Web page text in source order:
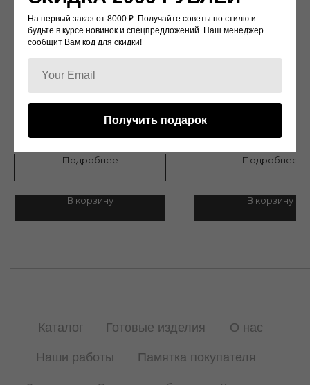
Дизайн: Rasario
Подробнее
В корзину
Дизайн: Bottega Veneta
Подробнее
В корзину
© 2022 WATCH-LOVE
Возврат и обмен
Политика конфиденциальности
г.Москва, Улица Кржижановского 1/19
На первый заказ от 8000 ₽. Получайте советы по стилю и
будьте в курсе новинок и спецпредложений. Наш менеджер
сообщит Вам код для скидки!
Получить подарок